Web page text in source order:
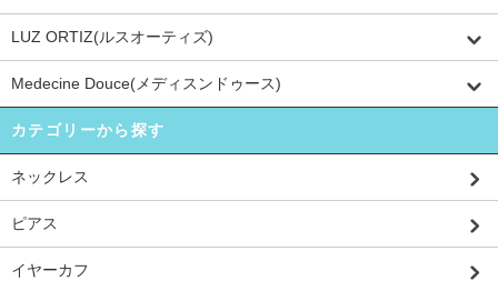
LUZ ORTIZ(ルスオーティズ)
Medecine Douce(メディスンドゥース)
カテゴリーから探す
ネックレス
ピアス
イヤーカフ